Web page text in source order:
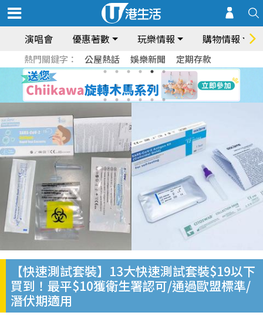
演唱會 優惠著數 玩樂情報 購物情報
熱門關鍵字： 公屋熱話 娛樂新聞 定期存款
【快速測試套裝】13大快速測試套裝$19以下
買到！最平$10獲衛生署認可/通過歐盟標準/
潛伏期適用